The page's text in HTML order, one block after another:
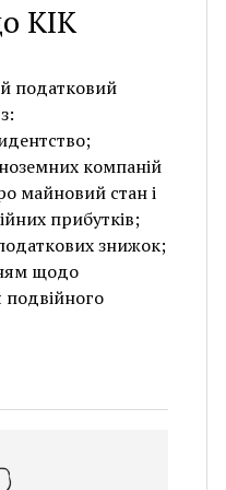
КІК
податковий
компаній
майновий стан і
прибутків;
знижок;
щодо